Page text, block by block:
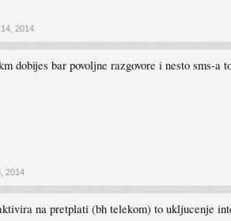
2014
dobijes bar povoljne razgovore i nesto sms-a
2014
na pretplati (bh telekom) to ukljucenje